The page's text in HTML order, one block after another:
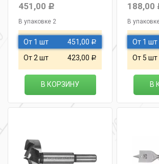
451,00 Р
В упаковке 2
От 1 шт 451,00 Р
От 2 шт 423,00 Р
В КОРЗИНУ
188,00
В
От 1 шт
От 5 шт
В